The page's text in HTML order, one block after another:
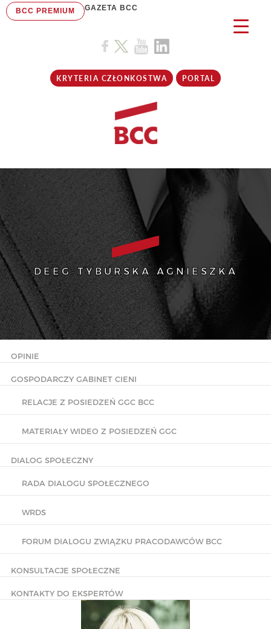
BCC PREMIUM GAZETA BCC
KRYTERIA CZŁONKOSTWA PORTAL
DEEG-TYBURSKA AGNIESZKA
OPINIE
GOSPODARCZY GABINET CIENI
RELACJE Z POSIEDZEŃ GGC BCC
MATERIAŁY WIDEO Z POSIEDZEŃ GGC
DIALOG SPOŁECZNY
RADA DIALOGU SPOŁECZNEGO
WRDS
FORUM DIALOGU ZWIĄZKU PRACODAWCÓW BCC
KONSULTACJE SPOŁECZNE
KONTAKTY DO EKSPERTÓW